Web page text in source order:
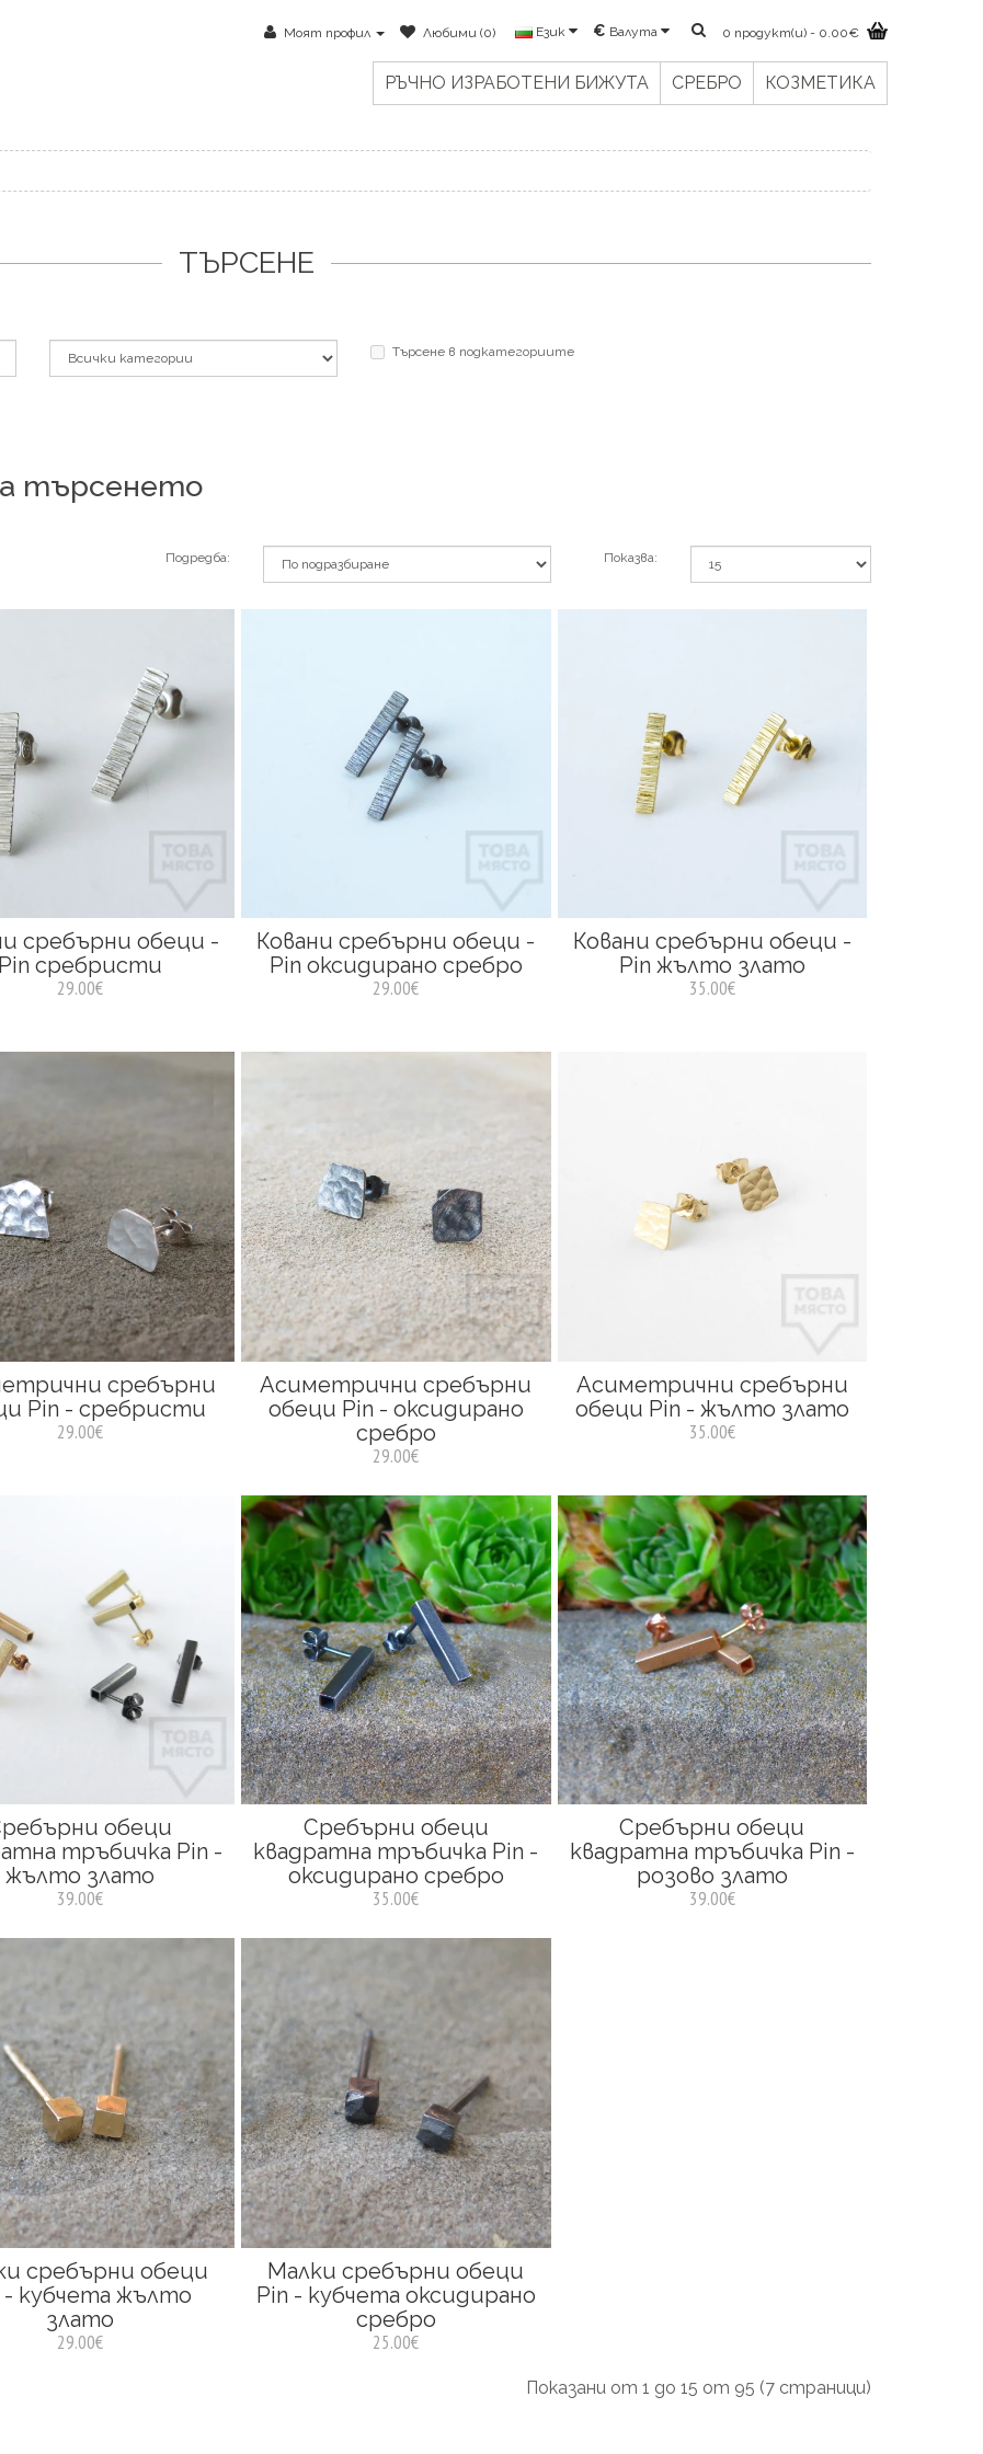
0 продукт(и) - 0.00€
€ Валута
Език
Моят профил Любими (0)
РЪЧНО ИЗРАБОТЕНИ БИЖУТА СРЕБРО КОЗМЕТИКА
ТЪРСЕНЕ
Търсене в подкатегориите
търсенето
Подредба: Показва:
сребърни обеци -
Pin сребристи
29.00€
Ковани сребърни обеци -
Pin оксидирано сребро
29.00€
Ковани сребърни обеци -
Pin жълто злато
35.00€
сребърни
Pin - сребристи
29.00€
Асиметрични сребърни
обеци Pin - оксидирано
сребро
29.00€
Асиметрични сребърни
обеци Pin - жълто злато
35.00€
обеци
тръбичка Pin -
жълто злато
39.00€
Сребърни обеци
квадратна тръбичка Pin -
оксидирано сребро
35.00€
Сребърни обеци
квадратна тръбичка Pin -
розово злато
39.00€
сребърни обеци
- кубчета жълто
злато
29.00€
Малки сребърни обеци
Pin - кубчета оксидирано
сребро
25.00€
Показани от 1 до 15 от 95 (7 страници)